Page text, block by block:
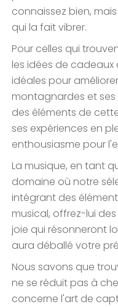
connaissez bien,
qui la fait vibrer.
Pour celles qui
les idées de
idéales pour
montagnardes et
des éléments de
ses expériences en
enthousiasme pour
La musique, en tant
domaine où notre
intégrant des
musical, offrez-lui
joie qui résonneront
aura déballé votre
Nous savons que
ne se réduit pas à
concerne l'art de